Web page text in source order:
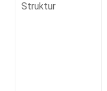
Struktur